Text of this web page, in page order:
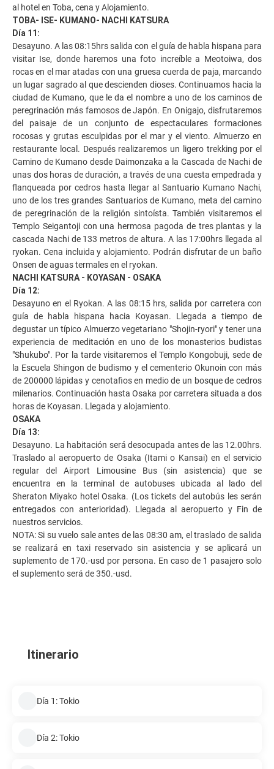
al hotel en Toba, cena y Alojamiento.
TOBA- ISE- KUMANO- NACHI KATSURA
Día 11:
Desayuno. A las 08:15hrs salida con el guía de habla hispana para
visitar Ise, donde haremos una foto increíble a Meotoiwa, dos
rocas en el mar atadas con una gruesa cuerda de paja, marcando
un lugar sagrado al que descienden dioses. Continuamos hacia la
ciudad de Kumano, que le da el nombre a uno de los caminos de
peregrinación más famosos de Japón. En Onigajo, disfrutaremos
del paisaje de un conjunto de espectaculares formaciones
rocosas y grutas esculpidas por el mar y el viento. Almuerzo en
restaurante local. Después realizaremos un ligero trekking por el
Camino de Kumano desde Daimonzaka a la Cascada de Nachi de
unas dos horas de duración, a través de una cuesta empedrada y
flanqueada por cedros hasta llegar al Santuario Kumano Nachi,
uno de los tres grandes Santuarios de Kumano, meta del camino
de peregrinación de la religión sintoísta. También visitaremos el
Templo Seigantoji con una hermosa pagoda de tres plantas y la
cascada Nachi de 133 metros de altura. A las 17:00hrs llegada al
ryokan. Cena incluida y alojamiento. Podrán disfrutar de un baño
Onsen de aguas termales en el ryokan.
NACHI KATSURA - KOYASAN - OSAKA
Día 12:
Desayuno en el Ryokan. A las 08:15 hrs, salida por carretera con
guía de habla hispana hacia Koyasan. Llegada a tiempo de
degustar un típico Almuerzo vegetariano "Shojin-ryori" y tener una
experiencia de meditación en uno de los monasterios budistas
"Shukubo". Por la tarde visitaremos el Templo Kongobuji, sede de
la Escuela Shingon de budismo y el cementerio Okunoin con más
de 200000 lápidas y cenotafios en medio de un bosque de cedros
milenarios. Continuación hasta Osaka por carretera situada a dos
horas de Koyasan. Llegada y alojamiento.
OSAKA
Día 13:
Desayuno. La habitación será desocupada antes de las 12.00hrs.
Traslado al aeropuerto de Osaka (Itami o Kansai) en el servicio
regular del Airport Limousine Bus (sin asistencia) que se
encuentra en la terminal de autobuses ubicada al lado del
Sheraton Miyako hotel Osaka. (Los tickets del autobús les serán
entregados con anterioridad). Llegada al aeropuerto y Fin de
nuestros servicios.
NOTA: Si su vuelo sale antes de las 08:30 am, el traslado de salida
se realizará en taxi reservado sin asistencia y se aplicará un
suplemento de 170.-usd por persona. En caso de 1 pasajero solo
el suplemento será de 350.-usd.
Itinerario
Día 1: Tokio
Día 2: Tokio